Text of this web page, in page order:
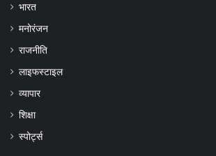
भारत
मनोरंजन
राजनीति
लाइफस्टाइल
व्यापार
शिक्षा
स्पोर्ट्स